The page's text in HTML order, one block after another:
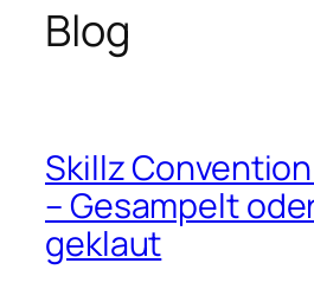
Blog
Skillz Convention
– Gesampelt
geklaut